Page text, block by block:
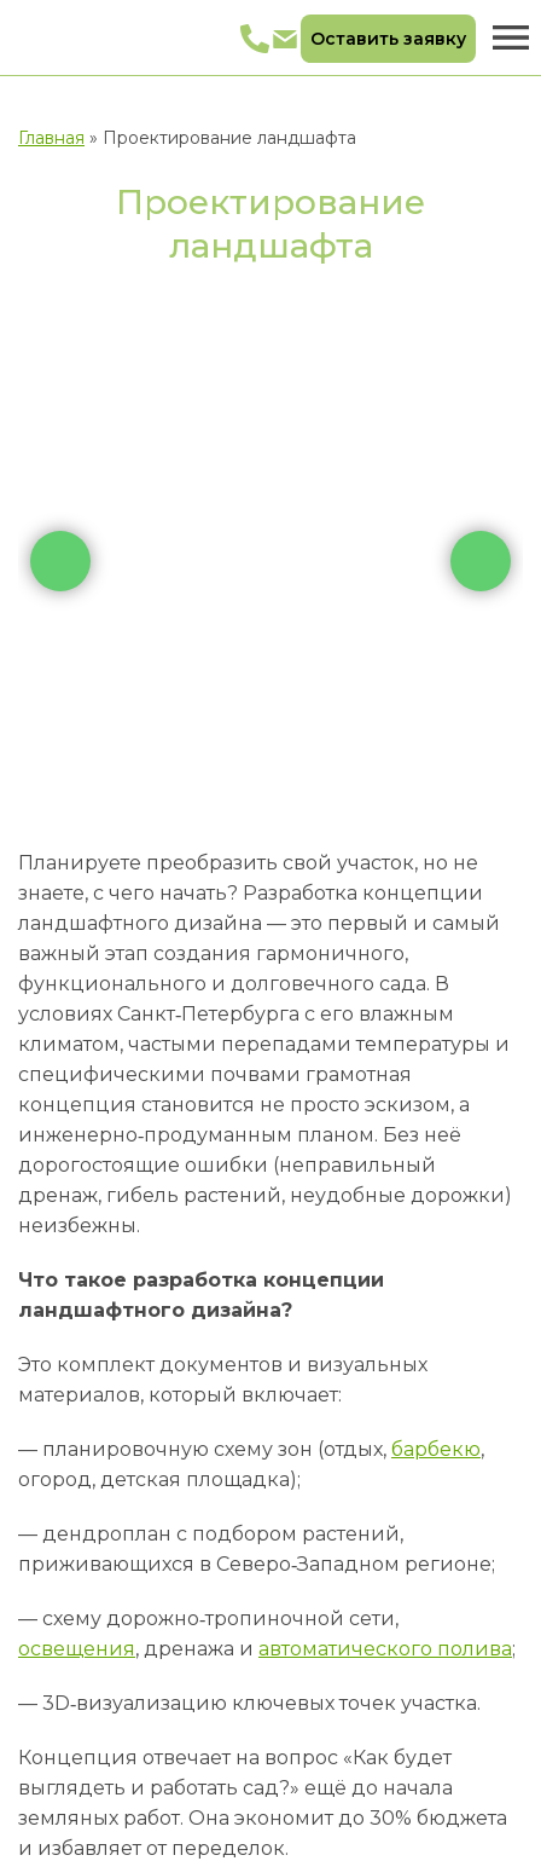
Оставить заявку
Главная » Проектирование ландшафта
Проектирование
ландшафта
Планируете преобразить свой участок, но не
знаете, с чего начать? Разработка концепции
ландшафтного дизайна — это первый и самый
важный этап создания гармоничного,
функционального и долговечного сада. В
условиях Санкт‑Петербурга с его влажным
климатом, частыми перепадами температуры и
специфическими почвами грамотная
концепция становится не просто эскизом, а
инженерно‑продуманным планом. Без неё
дорогостоящие ошибки (неправильный
дренаж, гибель растений, неудобные дорожки)
неизбежны.
Что такое разработка концепции
ландшафтного дизайна?
Это комплект документов и визуальных
материалов, который включает:
— планировочную схему зон (отдых, барбекю,
огород, детская площадка);
— дендроплан с подбором растений,
приживающихся в Северо‑Западном регионе;
— схему дорожно‑тропиночной сети,
освещения, дренажа и автоматического полива;
— 3D‑визуализацию ключевых точек участка.
Концепция отвечает на вопрос «Как будет
выглядеть и работать сад?» ещё до начала
земляных работ. Она экономит до 30% бюджета
и избавляет от переделок.